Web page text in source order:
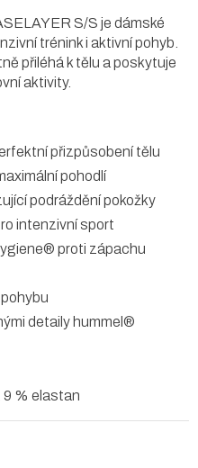
S/S je dámské
trénink i aktivní pohyb.
přiléhá k tělu a poskytuje
aktivity.
přizpůsobení tělu
pohodlí
podráždění pokožky
intenzivní sport
proti zápachu
detaily hummel®
9 % elastan